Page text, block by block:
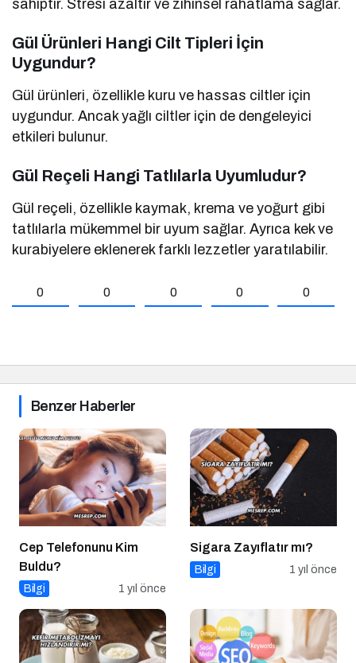
sahiptir. Stresi azaltır ve zihinsel rahatlama sağlar.
Gül Ürünleri Hangi Cilt Tipleri İçin
Uygundur?
Gül ürünleri, özellikle kuru ve hassas ciltler için
uygundur. Ancak yağlı ciltler için de dengeleyici
etkileri bulunur.
Gül Reçeli Hangi Tatlılarla Uyumludur?
Gül reçeli, özellikle kaymak, krema ve yoğurt gibi
tatlılarla mükemmel bir uyum sağlar. Ayrıca kek ve
kurabiyelere eklenerek farklı lezzetler yaratılabilir.
0 0 0 0 0
Benzer Haberler
Cep Telefonunu Kim
Buldu?
Bilgi 1 yıl önce
Sigara Zayıflatır mı?
Bilgi 1 yıl önce